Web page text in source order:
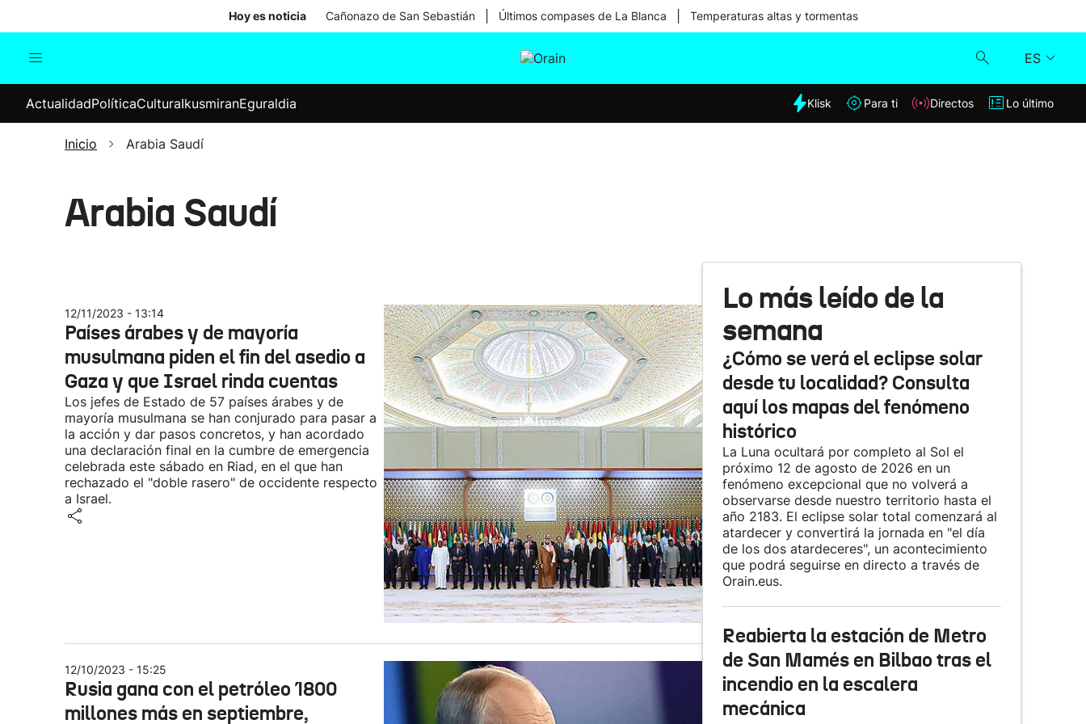
Hoy es noticia Cañonazo de San Sebastián Últimos compases de La Blanca Temperaturas altas y tormentas
ES
Internacional
Elecciones
Klisk
Lo último
ActualidadPolíticaCulturaIkusmiranEguraldia Klisk Para ti Directos Lo último
Inicio Arabia Saudí
Arabia Saudí
12/11/2023 - 13:14
Países árabes y de mayoría
musulmana piden el fin del asedio a
Gaza y que Israel rinda cuentas
Los jefes de Estado de 57 países árabes y de
mayoría musulmana se han conjurado para pasar a
la acción y dar pasos concretos, y han acordado
una declaración final en la cumbre de emergencia
celebrada este sábado en Riad, en el que han
rechazado el "doble rasero" de occidente respecto
a Israel.
12/10/2023 - 15:25
Rusia gana con el petróleo 1800
millones más en septiembre,
Lo más leído de la
semana
¿Cómo se verá el eclipse solar
desde tu localidad? Consulta
aquí los mapas del fenómeno
histórico
La Luna ocultará por completo al Sol el
próximo 12 de agosto de 2026 en un
fenómeno excepcional que no volverá a
observarse desde nuestro territorio hasta el
año 2183. El eclipse solar total comenzará al
atardecer y convertirá la jornada en "el día
de los dos atardeceres", un acontecimiento
que podrá seguirse en directo a través de
Orain.eus.
Reabierta la estación de Metro
de San Mamés en Bilbao tras el
incendio en la escalera
mecánica